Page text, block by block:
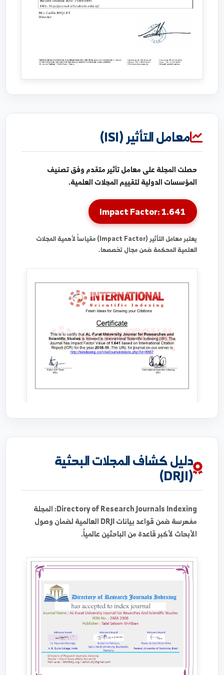
معامل التأثير (ISI)
حصلت المجلة على معامل تأثير متقدم وفق تصنيف
المؤسسات الدولية لتقييم المجلات العلمية.
Impact Factor: 1.641
يعتبر معامل التأثير (Impact Factor) مقياساً لأهمية المجلات
العلمية المحكمة ضمن مجال تخصصها.
دليل كشاف المجلات البحثية
Directory of Research Journals Indexing:المجلة
مفهرسة ضمن قواعد بيانات DRJI العالمية لضمان وصول
الأبحاث لأكبر قاعدة من الباحثين عالمياً.